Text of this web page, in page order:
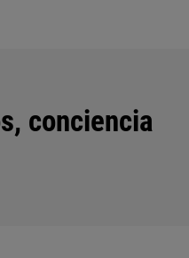
conciencia